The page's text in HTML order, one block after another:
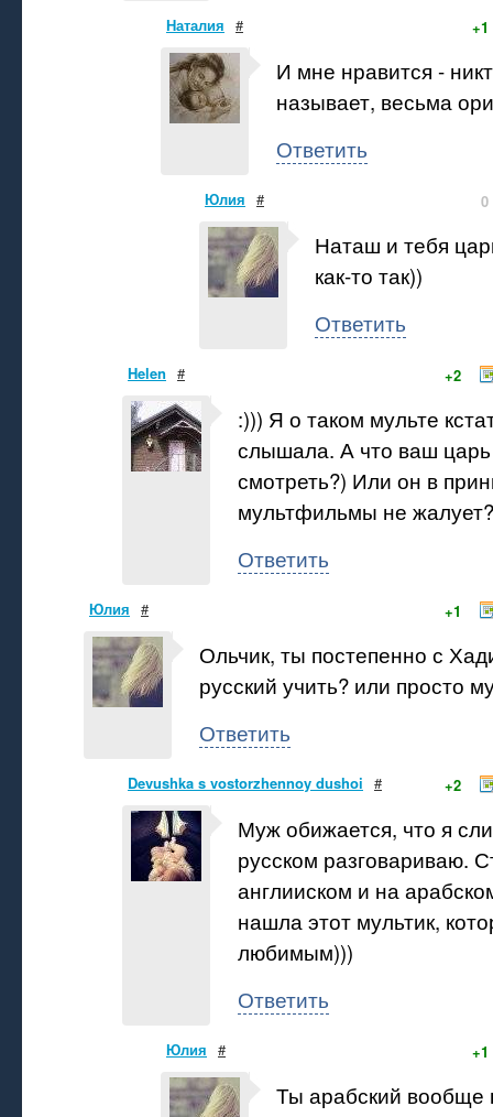
Наталия # +1
И мне нравится -
называет, весьма
Ответить
Юлия # 0
Наташ и тебя
как-то так))
Ответить
Helen # +2
:))) Я о таком мульте
слышала. А что ваш царь
смотреть?) Или он в
мультфильмы не
Ответить
Юлия # +1
Ольчик, ты постепенно с
русский учить? или просто
Ответить
Devushka s vostorzhennoy dushoi # +2
Муж обижается, что я
русском разговариваю.
англииском и на
нашла этот мультик,
любимым)))
Ответить
Юлия # +1
Ты арабский вообще